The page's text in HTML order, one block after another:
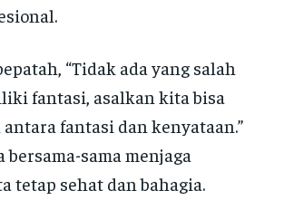
“Tidak ada yang salah
fantasi, asalkan kita bisa
fantasi dan kenyataan.”
sama menjaga
tetap sehat dan bahagia.